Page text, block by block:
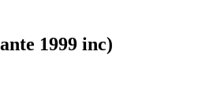
1999 inc)